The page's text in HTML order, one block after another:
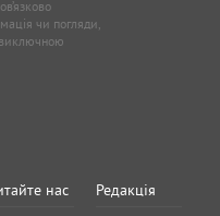
чи погляди,
нас Редакція